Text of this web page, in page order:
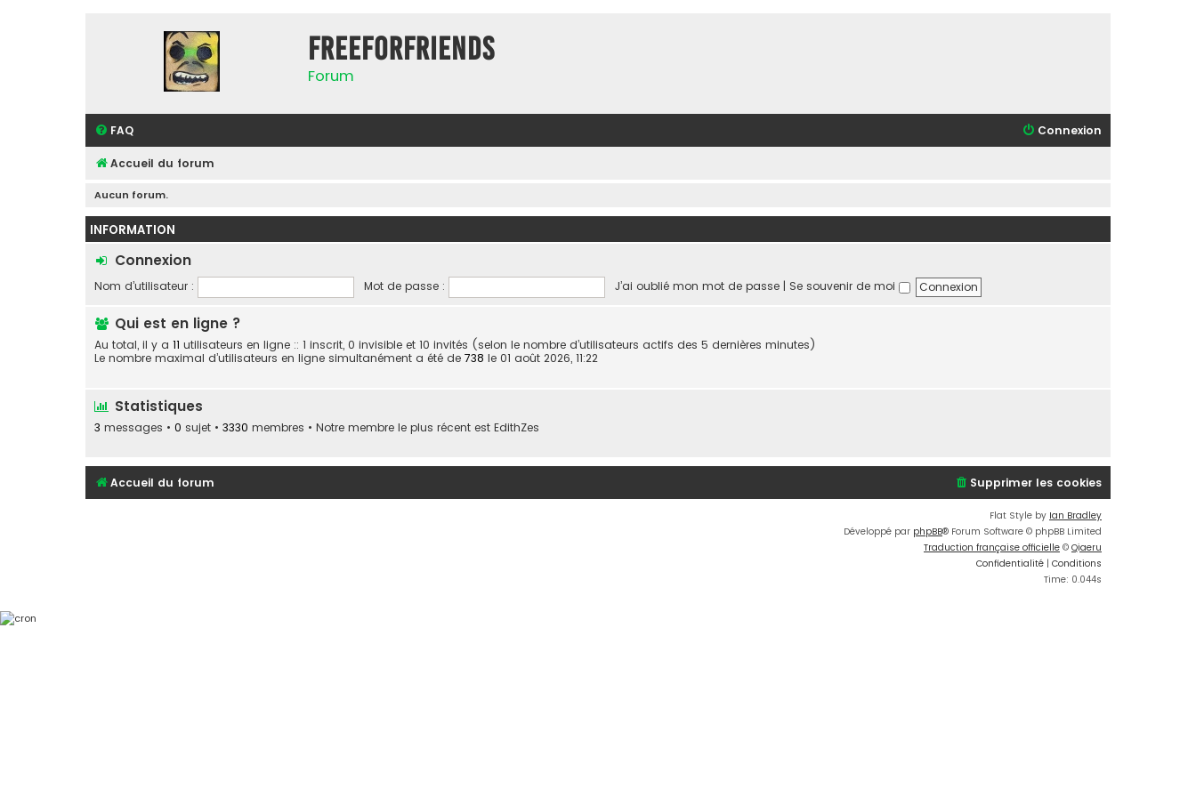
FreeForFriends
Forum
FAQ Connexion
Accueil du forum
Aucun forum.
INFORMATION
Connexion
Nom d’utilisateur : Mot de passe : J’ai oublié mon mot de passe | Se souvenir de moi
Qui est en ligne ?
Au total, il y a 11 utilisateurs en ligne :: 1 inscrit, 0 invisible et 10 invités (selon le nombre d’utilisateurs actifs des 5 dernières minutes)
Le nombre maximal d’utilisateurs en ligne simultanément a été de 738 le 01 août 2026, 11:22
Statistiques
3 messages • 0 sujet • 3330 membres • Notre membre le plus récent est EdithZes
Accueil du forum Supprimer les cookies
Flat Style by Ian Bradley
Développé par phpBB® Forum Software © phpBB Limited
Traduction française officielle © Qiaeru
Confidentialité | Conditions
Time: 0.044s